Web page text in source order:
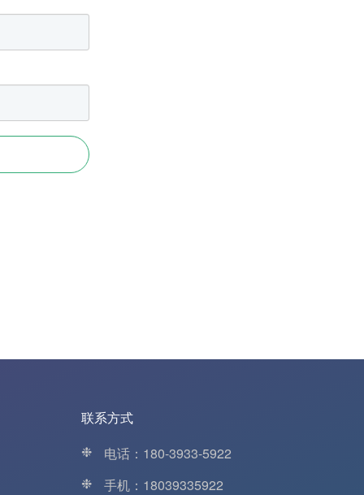
联系方式
❉
电话：180-3933-5922
❉
手机：18039335922